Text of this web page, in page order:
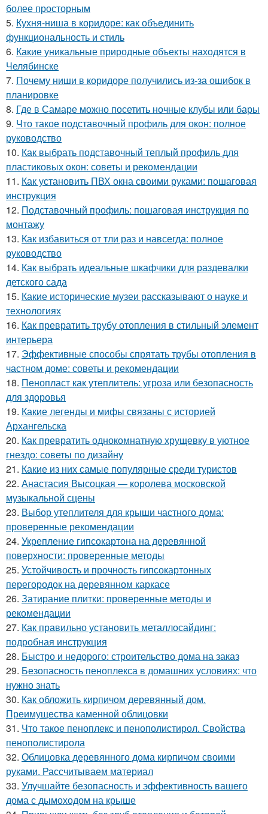
более просторным
5. Кухня-ниша в коридоре: как объединить
функциональность и стиль
6. Какие уникальные природные объекты находятся в
Челябинске
7. Почему ниши в коридоре получились из-за ошибок в
планировке
8. Где в Самаре можно посетить ночные клубы или бары
9. Что такое подставочный профиль для окон: полное
руководство
10. Как выбрать подставочный теплый профиль для
пластиковых окон: советы и рекомендации
11. Как установить ПВХ окна своими руками: пошаговая
инструкция
12. Подставочный профиль: пошаговая инструкция по
монтажу
13. Как избавиться от тли раз и навсегда: полное
руководство
14. Как выбрать идеальные шкафчики для раздевалки
детского сада
15. Какие исторические музеи рассказывают о науке и
технологиях
16. Как превратить трубу отопления в стильный элемент
интерьера
17. Эффективные способы спрятать трубы отопления в
частном доме: советы и рекомендации
18. Пенопласт как утеплитель: угроза или безопасность
для здоровья
19. Какие легенды и мифы связаны с историей
Архангельска
20. Как превратить однокомнатную хрущевку в уютное
гнездо: советы по дизайну
21. Какие из них самые популярные среди туристов
22. Анастасия Высоцкая — королева московской
музыкальной сцены
23. Выбор утеплителя для крыши частного дома:
проверенные рекомендации
24. Укрепление гипсокартона на деревянной
поверхности: проверенные методы
25. Устойчивость и прочность гипсокартонных
перегородок на деревянном каркасе
26. Затирание плитки: проверенные методы и
рекомендации
27. Как правильно установить металлосайдинг:
подробная инструкция
28. Быстро и недорого: строительство дома на заказ
29. Безопасность пеноплекса в домашних условиях: что
нужно знать
30. Как обложить кирпичом деревянный дом.
Преимущества каменной облицовки
31. Что такое пеноплекс и пенополистирол. Свойства
пенополистирола
32. Облицовка деревянного дома кирпичом своими
руками. Рассчитываем материал
33. Улучшайте безопасность и эффективность вашего
дома с дымоходом на крыше